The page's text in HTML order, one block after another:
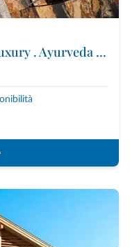
Mirabell Dolomites Hotel . Luxury . Ayurveda & Spa